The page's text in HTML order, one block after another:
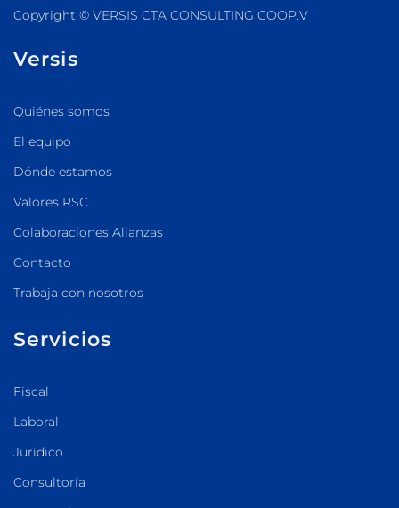
Copyright © VERSIS CTA CONSULTING COOP.V
Versis
Quiénes somos
El equipo
Dónde estamos
Valores RSC
Colaboraciones Alianzas
Contacto
Trabaja con nosotros
Servicios
Fiscal
Laboral
Jurídico
Consultoría